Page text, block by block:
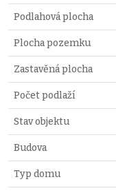
Podlahová plocha
Plocha pozemku
Zastavěná plocha
Počet podlaží
Stav objektu
Budova
Typ domu